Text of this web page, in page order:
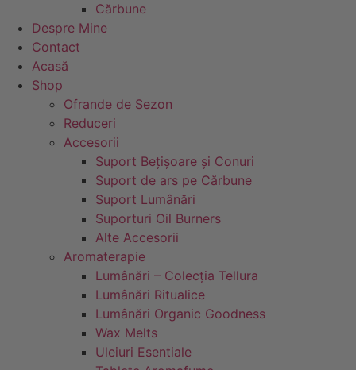
Cărbune
Despre Mine
Contact
Acasă
Shop
Ofrande de Sezon
Reduceri
Accesorii
Suport Bețișoare și Conuri
Suport de ars pe Cărbune
Suport Lumânări
Suporturi Oil Burners
Alte Accesorii
Aromaterapie
Lumânări – Colecția Tellura
Lumânări Ritualice
Lumânări Organic Goodness
Wax Melts
Uleiuri Esentiale